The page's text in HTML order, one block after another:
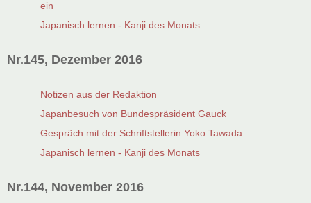
ein
Japanisch lernen - Kanji des Monats
Nr.145, Dezember 2016
Notizen aus der Redaktion
Japanbesuch von Bundespräsident Gauck
Gespräch mit der Schriftstellerin Yoko Tawada
Japanisch lernen - Kanji des Monats
Nr.144, November 2016